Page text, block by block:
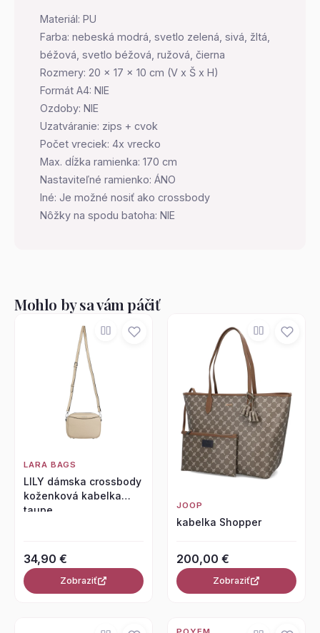
Materiál: PU
Farba: nebeská modrá, svetlo zelená, sivá, žltá,
béžová, svetlo béžová, ružová, čierna
Rozmery: 20 x 17 x 10 cm (V x Š x H)
Formát A4: NIE
Ozdoby: NIE
Uzatváranie: zips + cvok
Počet vreciek: 4x vrecko
Max. dĺžka ramienka: 170 cm
Nastaviteľné ramienko: ÁNO
Iné: Je možné nosiť ako crossbody
Nôžky na spodu batoha: NIE
Mohlo by sa vám páčiť
LARA BAGS
LILY dámska crossbody
koženková kabelka
taupe
34,90 €
Zobraziť
JOOP
kabelka Shopper
200,00 €
Zobraziť